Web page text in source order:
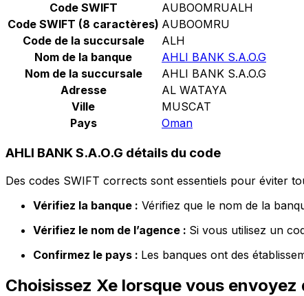
Code SWIFT
AUBOOMRUALH
Code SWIFT (8 caractères) AUBOOMRU
Code de la succursale
ALH
Nom de la banque
AHLI BANK S.A.O.G
Nom de la succursale
AHLI BANK S.A.O.G
Adresse
AL WATAYA
Ville
MUSCAT
Pays
Oman
AHLI BANK S.A.O.G détails du code
Des codes SWIFT corrects sont essentiels pour éviter
Vérifiez la banque : Vérifiez que le nom de la
Vérifiez le nom de l’agence : Si vous utilisez un
Confirmez le pays : Les banques ont des
Choisissez Xe lorsque vous envoyez